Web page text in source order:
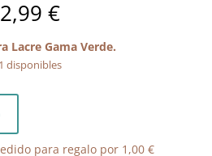
2,99 €
Lacre Gama Verde.
1 disponibles
para regalo por 1,00 €